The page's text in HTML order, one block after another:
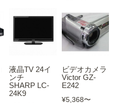
液晶TV 24イ
ンチ
SHARP LC-
24K9
ビデオカメラ
Victor GZ-
E242
¥5,368〜